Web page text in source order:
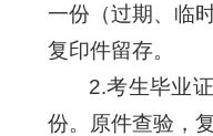
一份（过期、临
复印件留存。
2.考生毕业
份。原件查验，